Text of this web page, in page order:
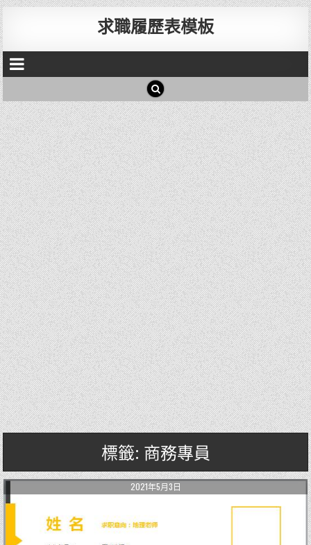
求職履歷表模板
標籤: 商務專員
2021年5月3日